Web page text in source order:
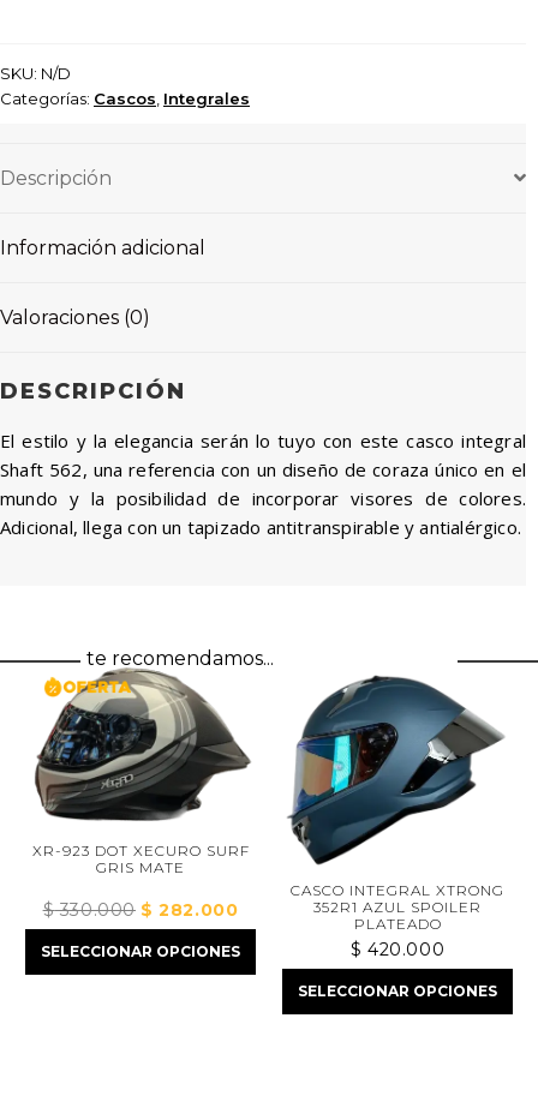
SKU: N/D
Categorías: Cascos Integrales
Descripción
Información adicional
Valoraciones (0)
DESCRIPCIÓN
El estilo y la elegancia serán lo tuyo con este casco integral
Shaft 562, una referencia con un diseño de coraza único en el
mundo y la posibilidad de incorporar visores de colores.
Adicional, llega con un tapizado antitranspirable y antialérgico.
te recomendamos...
XR-923 DOT XECURO SURF
GRIS MATE
330.000El
precio
original
$ 282.000El
precio
actual
$ 282.000.
SELECCIONAR OPCIONES
CASCO INTEGRAL XTRONG
352R1 AZUL SPOILER
PLATEADO
420.000
SELECCIONAR OPCIONES